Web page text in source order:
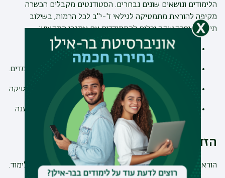
הלימודים ונושאים שונים נבחרים. הסטודנטים מקבלים הכשרה
מקיפה להוראת מתמטיקה לגילאי ז'-י"ב לכל הרמות, בשילוב
תיאוריה ופרקטיקה וכלים להתמודדות עם אתגרי המקצוע:
היכרות עם דרכי הוראה חדשניות ומגוונות
למידת דרכים ליצירת עניין והגברת מוטיבציה בקרב הלומדים.
היכרות עם היבטים פסיכולוגיים ורגשיים בהוראת המתמטיקה
התייחסות לדרכי חשיבה של לומדים ואפשרויות למתן מענה
לתפיסות שגויות ולהטרוגניות בכיתה.
הזדמנויות תעסוקה
הוראת מתמטיקה בכל כיתות העל יסודי ז' עד י'ב ובכל רמות הלימוד.